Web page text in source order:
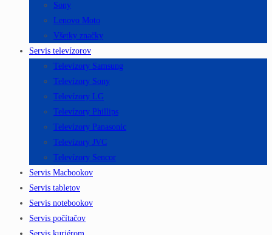
Sony
Lenovo Moto
Všetky značky
Servis televízorov
Televízory Samsung
Televízory Sony
Televízory LG
Televízory Phillips
Televízory Panasonic
Televízory JVC
Televízory Sencor
Servis Macbookov
Servis tabletov
Servis notebookov
Servis počítačov